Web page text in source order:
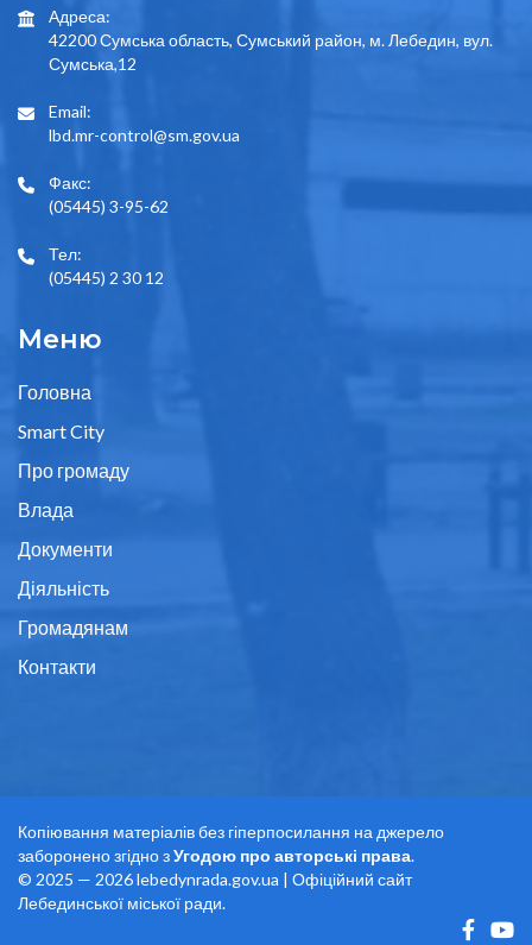
Адреса:
42200 Сумська область, Сумський район, м. Лебедин, вул.
Сумська,12
Email:
lbd.mr-control@sm.gov.ua
Факс:
(05445) 3-95-62
Тел:
(05445) 2 30 12
Меню
Головна
Smart City
Про громаду
Влада
Документи
Діяльність
Громадянам
Контакти
Копіювання матеріалів без гіперпосилання на джерело
заборонено згідно зУгодою про авторські права.
© 2025 — 2026 lebedynrada.gov.ua | Офіційний сайт
Лебединської міської ради.